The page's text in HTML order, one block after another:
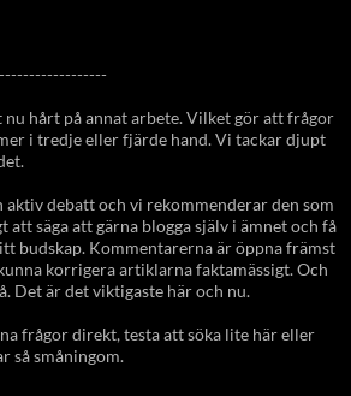
hårt på annat arbete. Vilket gör att frågor
i tredje eller fjärde hand. Vi tackar djupt
debatt och vi rekommenderar den som
att säga att gärna blogga själv i ämnet och få
budskap. Kommentarerna är öppna främst
korrigera artiklarna faktamässigt. Och
Det är det viktigaste här och nu.
frågor direkt, testa att söka lite här eller
så småningom.